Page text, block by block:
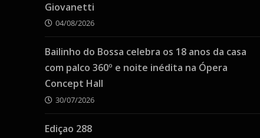
Giovanetti
04/08/2026
Bailinho do Bossa celebra os 18 anos da casa
com palco 360º e noite inédita na Ópera
Concept Hall
30/07/2026
Ediçao 288